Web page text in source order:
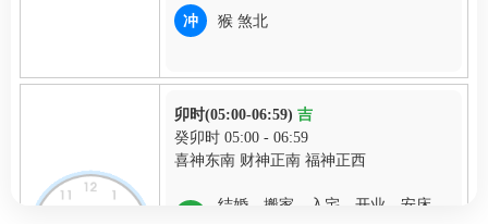
冲 猴 煞北
卯时(05:00-06:59) 吉
癸卯时 05:00 - 06:59
喜神东南 财神正南 福神正西
结婚、搬家、入宅、开业、安床、